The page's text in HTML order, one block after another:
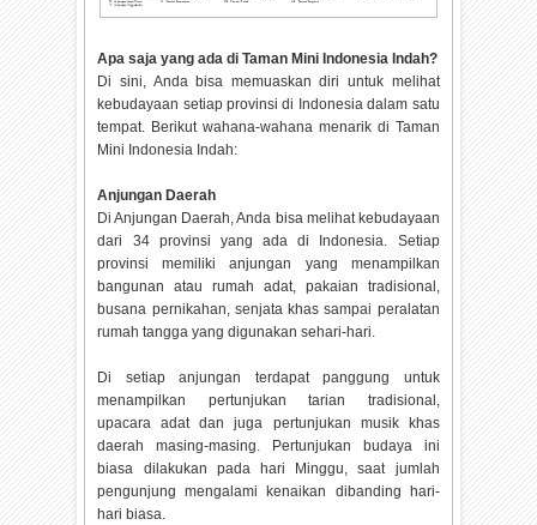
Apa saja yang ada di Taman Mini Indonesia Indah?
Di sini, Anda bisa memuaskan diri untuk melihat
kebudayaan setiap provinsi di Indonesia dalam satu
tempat. Berikut wahana-wahana menarik di Taman
Mini Indonesia Indah:
Anjungan Daerah
Di Anjungan Daerah, Anda bisa melihat kebudayaan
dari 34 provinsi yang ada di Indonesia. Setiap
provinsi memiliki anjungan yang menampilkan
bangunan atau rumah adat, pakaian tradisional,
busana pernikahan, senjata khas sampai peralatan
rumah tangga yang digunakan sehari-hari.
Di setiap anjungan terdapat panggung untuk
menampilkan pertunjukan tarian tradisional,
upacara adat dan juga pertunjukan musik khas
daerah masing-masing. Pertunjukan budaya ini
biasa dilakukan pada hari Minggu, saat jumlah
pengunjung mengalami kenaikan dibanding hari-
hari biasa.